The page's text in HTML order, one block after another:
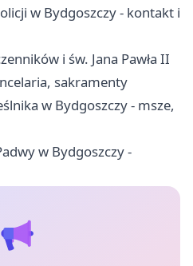
w Bydgoszczy - kontakt i
i św. Jana Pawła II
sakramenty
w Bydgoszczy - msze,
w Bydgoszczy -